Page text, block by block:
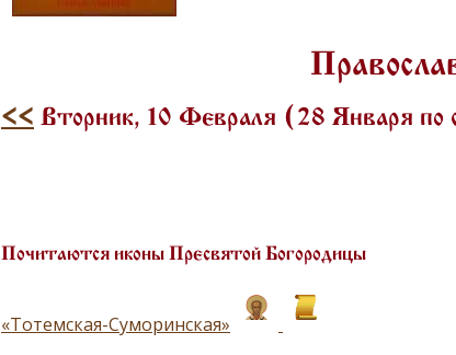
<< Вторник, 10 Февраля (28 Января по
Почитаются иконы Пресвятой Богородицы
«Тотемская-Суморинская»